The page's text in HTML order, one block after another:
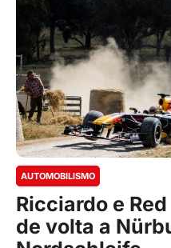
AUTOMOBILISMO
Ricciardo e
de volta a